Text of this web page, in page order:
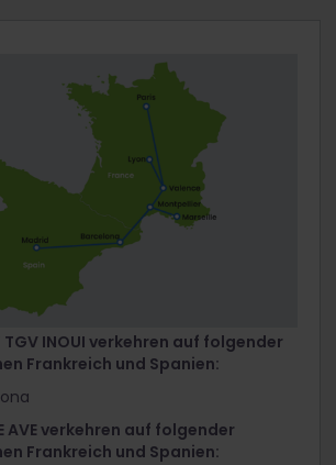
TGV INOUI verkehren auf folgender
Frankreich und Spanien:
AVE verkehren auf folgender
Frankreich und Spanien: